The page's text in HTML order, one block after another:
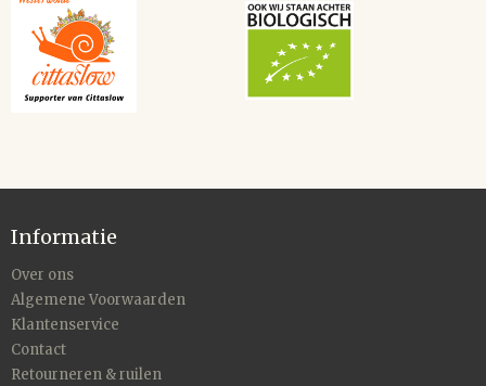
Informatie
Over ons
Algemene Voorwaarden
Klantenservice
Contact
Retourneren & ruilen